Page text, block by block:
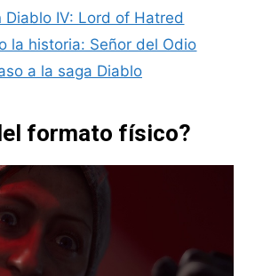
Diablo IV: Lord of Hatred
la historia: Señor del Odio
a la saga Diablo
formato físico?